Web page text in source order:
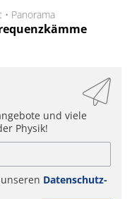
• Panorama
und viele
Physik!
Datenschutz-